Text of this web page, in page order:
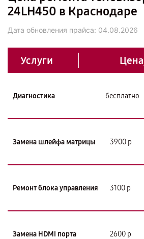
24LH450 в Краснодаре
Дата обновления прайса: 04.08.2026
Услуги
Диагностика бесплатно
Замена шлейфа матрицы 3900 р
Ремонт блока управления 3100 р
Замена HDMI порта 2600 р